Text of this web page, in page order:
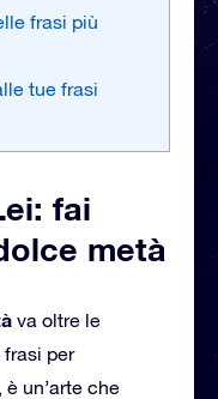
frasi più
tue frasi
fai
metà
va oltre le
per
un’arte che